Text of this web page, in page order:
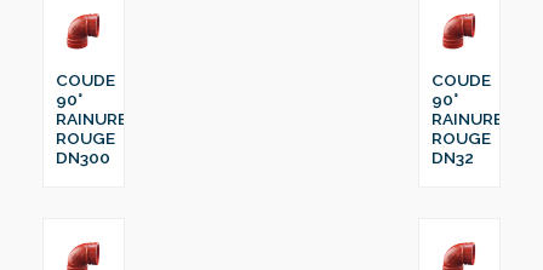
COUDE
90°
RAINURE
ROUGE
DN300
COUDE
90°
RAINURE
ROUGE
DN32